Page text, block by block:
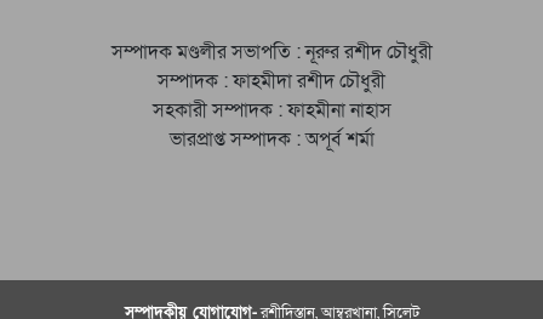
সম্পাদক মণ্ডলীর সভাপতি : নূরুর রশীদ চৌধুরী
সম্পাদক : ফাহমীদা রশীদ চৌধুরী
সহকারী সম্পাদক : ফাহমীনা নাহাস
ভারপ্রাপ্ত সম্পাদক : অপূর্ব শর্মা
সম্পাদকীয় যােগাযোগ-রশীদিস্তান, আম্বরখানা, সিলেট